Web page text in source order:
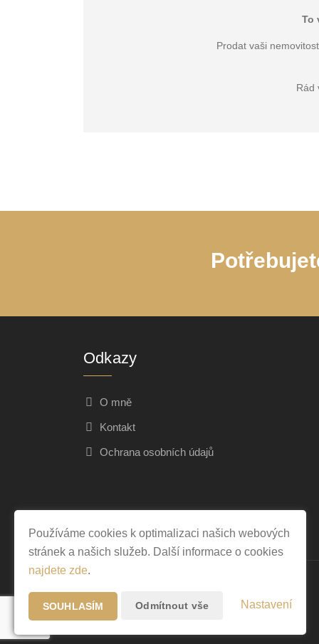
To
Prodat vaši
Rád
Odkazy
O mně
Kontakt
Ochrana osobních údajů
Používáme cookies k optimalizaci našich webových
stránek a našich služeb. Další informace o cookies
najdete zde.
SOUHLASÍM Odmítnout vše Nastavení